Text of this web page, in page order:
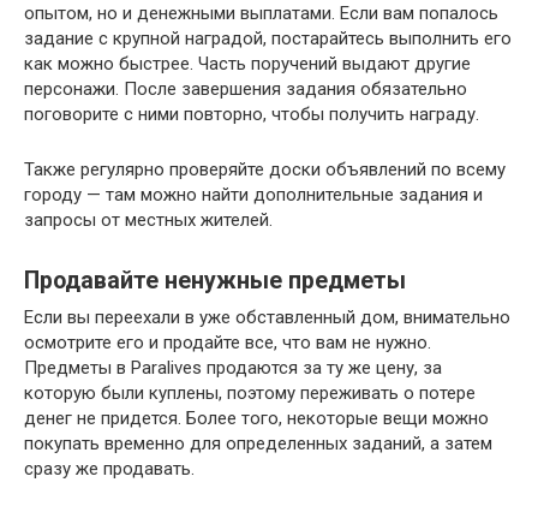
опытом, но и денежными выплатами. Если вам попалось
задание с крупной наградой, постарайтесь выполнить его
как можно быстрее. Часть поручений выдают другие
персонажи. После завершения задания обязательно
поговорите с ними повторно, чтобы получить награду.
Также регулярно проверяйте доски объявлений по всему
городу — там можно найти дополнительные задания и
запросы от местных жителей.
Продавайте ненужные предметы
Если вы переехали в уже обставленный дом, внимательно
осмотрите его и продайте все, что вам не нужно.
Предметы в Paralives продаются за ту же цену, за
которую были куплены, поэтому переживать о потере
денег не придется. Более того, некоторые вещи можно
покупать временно для определенных заданий, а затем
сразу же продавать.